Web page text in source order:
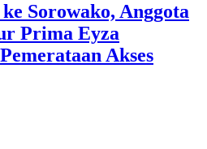
Sorowako, Anggota
Prima Eyza
Akses